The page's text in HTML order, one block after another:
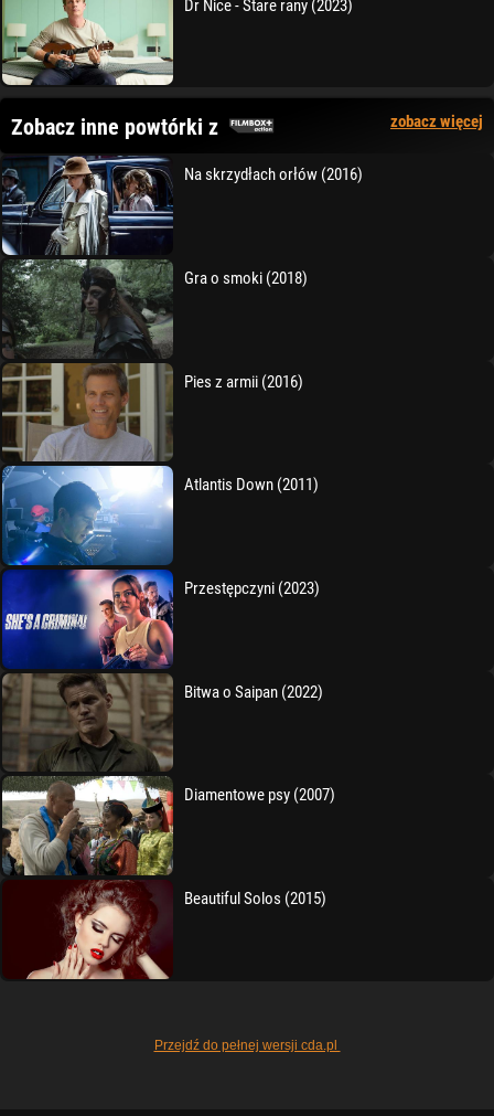
Dr Nice - Stare rany (2023)
Zobacz inne powtórki z zobacz więcej
Na skrzydłach orłów (2016)
Gra o smoki (2018)
Pies z armii (2016)
Atlantis Down (2011)
Przestępczyni (2023)
Bitwa o Saipan (2022)
Diamentowe psy (2007)
Beautiful Solos (2015)
Przejdź do pełnej wersji cda.pl